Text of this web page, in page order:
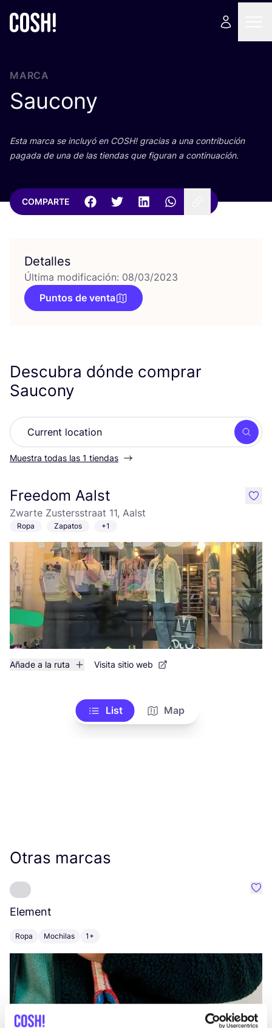
MARCA
Saucony
Esta mar­ca se inclu­yó en COSH! gra­cias a una con­tri­bu­ción
paga­da de una de las tien­das que figu­ran a continuación.
COMPARTE
Detalles
Última modificación: 08/03/2023
Puntos de venta
Descubra dónde comprar
Saucony
Muestra todas las 1 tiendas
Freedom Aalst
Zwarte Zustersstraat 11, Aalst
Ropa Zapatos +1
Añade a la ruta Visita sitio web
like
List Map
Otras marcas
Element
Ropa Mochilas 1+